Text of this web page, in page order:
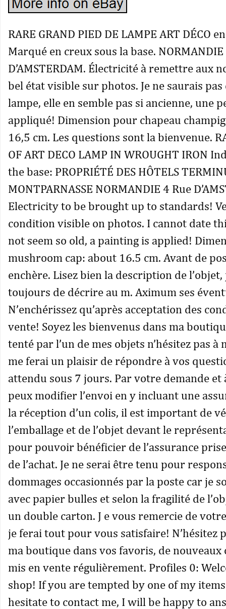
RARE GRAND PIED DE LAMPE ART DÉCO
Marqué en creux sous la base. NORMANDIE
D’AMSTERDAM. Électricité à remettre aux
bel état visible sur photos. Je ne saurais
lampe, elle en semble pas si ancienne, une
appliqué! Dimension pour chapeau
16,5 cm. Les questions sont la bienvenue.
OF ART DECO LAMP IN WROUGHT IRON
the base: PROPRIÉTÉ DES HÔTELS
MONTPARNASSE NORMANDIE 4 Rue
Electricity to be brought up to standards!
condition visible on photos. I cannot date
not seem so old, a painting is applied!
mushroom cap: about 16.5 cm. Avant de
enchère. Lisez bien la description de l’objet,
toujours de décrire au m. Aximum ses
N’enchérissez qu’après acceptation des
vente! Soyez les bienvenus dans ma
tenté par l’un de mes objets n’hésitez pas à
me ferai un plaisir de répondre à vos
attendu sous 7 jours. Par votre demande et
peux modifier l’envoi en y incluant une
la réception d’un colis, il est important de
l’emballage et de l’objet devant le
pour pouvoir bénéficier de l’assurance
de l’achat. Je ne serai être tenu pour
dommages occasionnés par la poste car je
avec papier bulles et selon la fragilité de
un double carton. J e vous remercie de
je ferai tout pour vous satisfaire! N’hésitez
ma boutique dans vos favoris, de nouveaux
mis en vente régulièrement. Profiles 0:
shop! If you are tempted by one of my
hesitate to contact me, I will be happy to